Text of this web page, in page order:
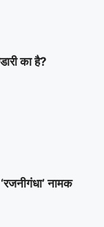
का है?
नामक